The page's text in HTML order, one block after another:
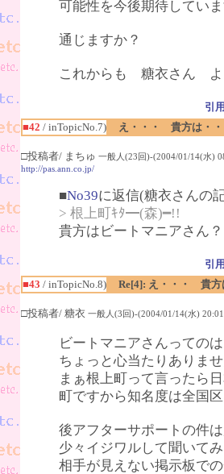
可能性を今後期待してい
通じますか？
これからも 糖衣さん よ
引
■42 / inTopicNo.7) え・・・ 貴方は・
□投稿者/ まちゅ 一般人(23回)-(2004/01/14(水)
http://pas.ann.co.jp/
■No39に返信(糖衣さんの
> 根上町ｷﾀ━(森)━!!
貴方はビートマニアさん
引
■43 / inTopicNo.8) Re[4]: え・・・ 貴
□投稿者/ 糖衣 一般人(3回)-(2004/01/14(水)
ビートマニアさんっての
ちょっと心当たりありま
まぁ根上町って言ったら
町ですから知名度は全国
後アフターサポートの件
少々イジワルして聞いて
相手が見えない掲示板で